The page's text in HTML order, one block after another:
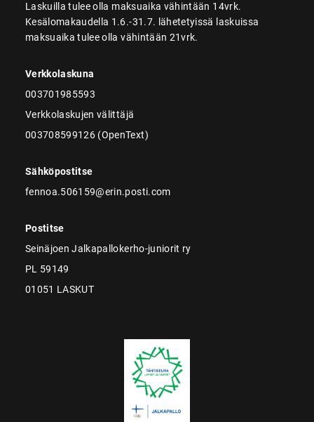
Laskuilla tulee olla maksuaika vähintään 14vrk.
Kesälomakaudella 1.6.-31.7. lähetetyissä laskuissa
maksuaika tulee olla vähintään 21vrk.
Verkkolaskuna
003701985593
Verkkolaskujen välittäjä
003708599126 (OpenText)
Sähköpostitse
fennoa.506159@erin.posti.com
Postitse
Seinäjoen Jalkapallokerho-juniorit ry
PL 59149
01051 LASKUT